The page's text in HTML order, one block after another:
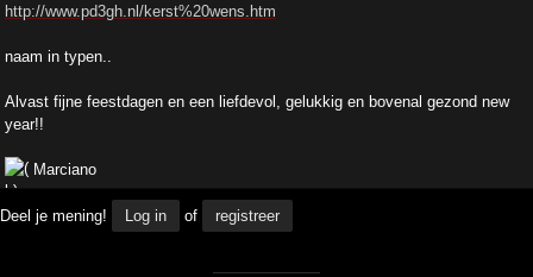
http://www.pd3gh.nl/kerst%20wens.htm
naam in typen..
Alvast fijne feestdagen en een liefdevol, gelukkig en bovenal gezond new
year!!
Marciano
Deel je mening! Log in of registreer